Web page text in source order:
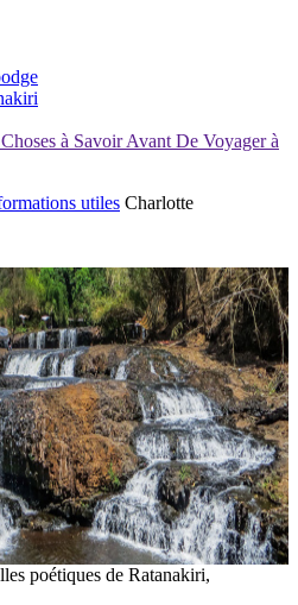
à Savoir Avant De Voyager à
utiles Charlotte
poétiques de Ratanakiri,